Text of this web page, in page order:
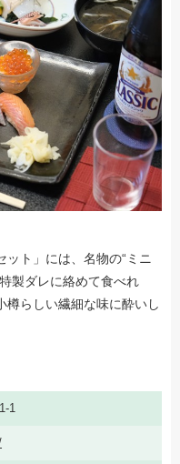
ット」には、名物の“ミニ
製ダレに絡めて食べれ
樽らしい繊細な味に酔いし
1